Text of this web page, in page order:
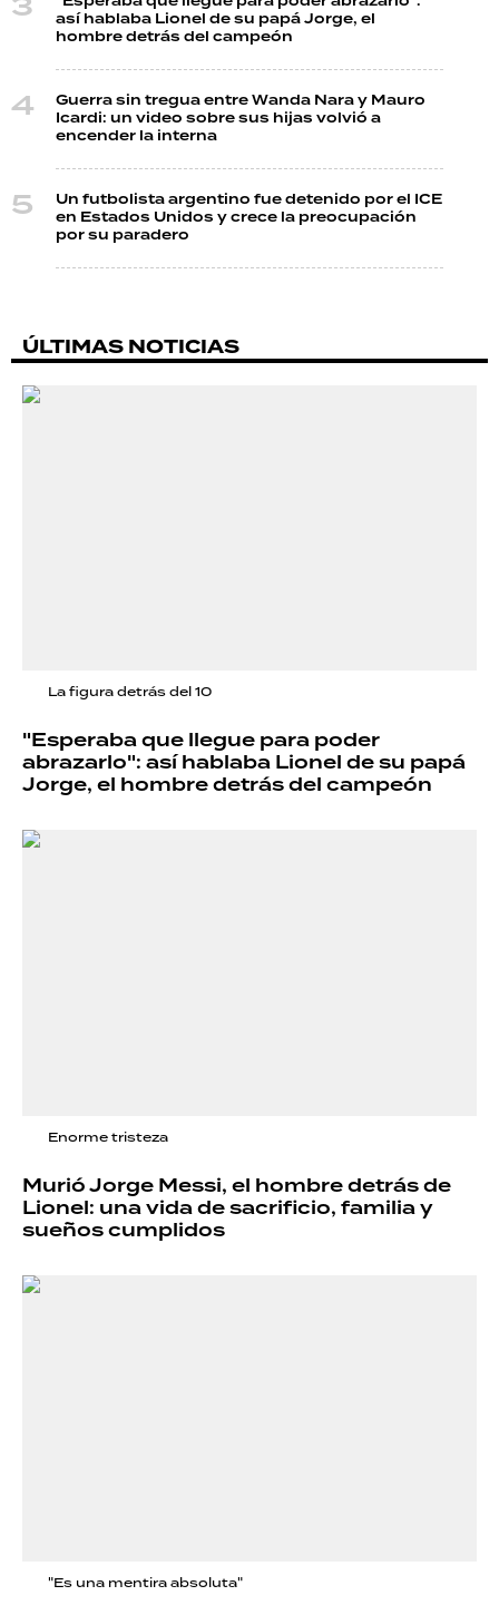
así hablaba Lionel de su papá Jorge, el
hombre detrás del campeón
Guerra sin tregua entre Wanda Nara y Mauro
Icardi: un video sobre sus hijas volvió a
encender la interna
Un futbolista argentino fue detenido por el ICE
en Estados Unidos y crece la preocupación
por su paradero
ÚLTIMAS NOTICIAS
La figura detrás del 10
"Esperaba que llegue para poder
abrazarlo": así hablaba Lionel de su papá
Jorge, el hombre detrás del campeón
Enorme tristeza
Murió Jorge Messi, el hombre detrás de
Lionel: una vida de sacrificio, familia y
sueños cumplidos
"Es una mentira absoluta"